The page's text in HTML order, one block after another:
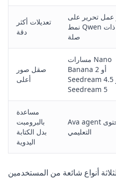
تعديلات أكثر
دقة
عمل تحرير على
نمط Qwen وأدلة ذات
صلة
صقل صور
أعلى
مسارات Nano
Banana 2 أو
Seedream 4.5 أو
Seedream 5
مساعدة
بالبرومبت
بدل الكتابة
اليدوية
Ava agent والمحتوى
التعليمي
أنواع شائعة من المستخدمين